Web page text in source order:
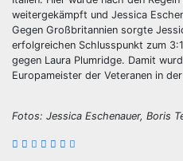
weitergekämpft und Jessica
Gegen Großbritannien sorgte
erfolgreichen Schlusspunkt zum
gegen Laura Plumridge. Damit
Europameister der Veteranen in
Fotos: Jessica Eschenauer, Boris